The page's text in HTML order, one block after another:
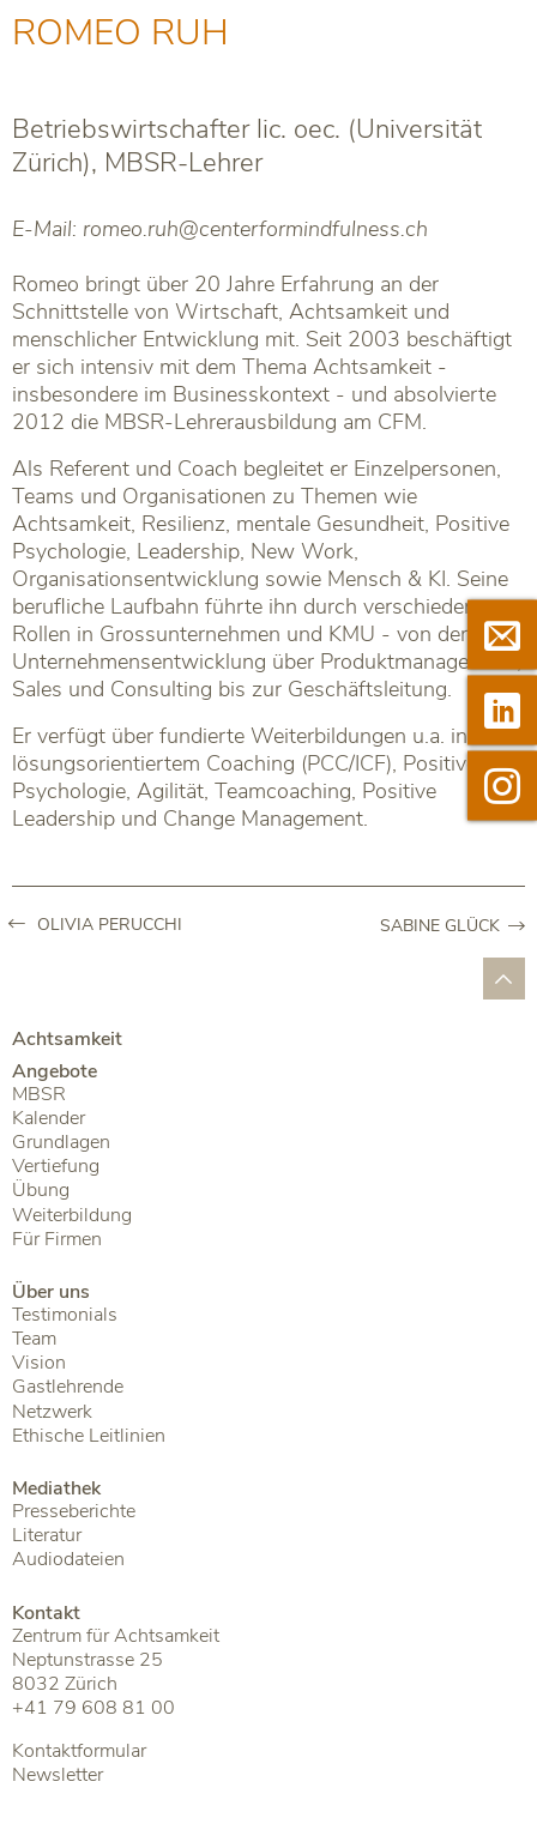
ROMEO RUH
Betriebswirtschafter lic. oec. (Universität
Zürich), MBSR-Lehrer
E-Mail: romeo.ruh@centerformindfulness.ch
Romeo bringt über 20 Jahre Erfahrung an der
Schnittstelle von Wirtschaft, Achtsamkeit und
menschlicher Entwicklung mit. Seit 2003 beschäftigt
er sich intensiv mit dem Thema Achtsamkeit -
insbesondere im Businesskontext - und absolvierte
2012 die MBSR-Lehrerausbildung am CFM.
Als Referent und Coach begleitet er Einzelpersonen,
Teams und Organisationen zu Themen wie
Achtsamkeit, Resilienz, mentale Gesundheit, Positive
Psychologie, Leadership, New Work,
Organisationsentwicklung sowie Mensch & KI. Seine
berufliche Laufbahn führte ihn durch verschiedene
Rollen in Grossunternehmen und KMU - von der
Unternehmensentwicklung über Produktmanagement,
Sales und Consulting bis zur Geschäftsleitung.
Er verfügt über fundierte Weiterbildungen u.a. in
lösungsorientiertem Coaching (PCC/ICF), Positive
Psychologie, Agilität, Teamcoaching, Positive
Leadership und Change Management.
OLIVIA PERUCCHI SABINE GLÜCK
Achtsamkeit
Angebote
MBSR
Kalender
Grundlagen
Vertiefung
Übung
Weiterbildung
Für Firmen
Über uns
Testimonials
Team
Vision
Gastlehrende
Netzwerk
Ethische Leitlinien
Mediathek
Presseberichte
Literatur
Audiodateien
Kontakt
Zentrum für Achtsamkeit
Neptunstrasse 25
8032 Zürich
+41 79 608 81 00
Kontaktformular
Newsletter


